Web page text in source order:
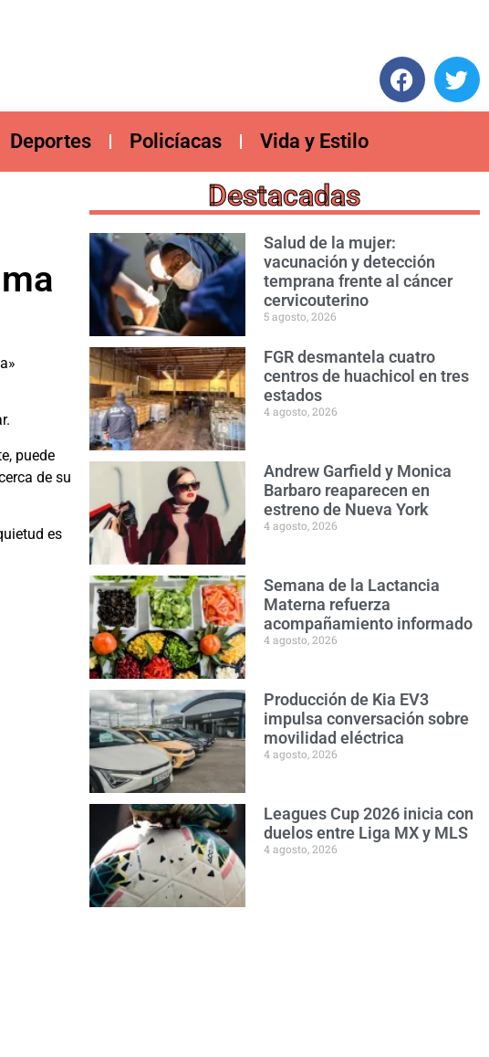
Deportes Policíacas Vida y Estilo
puede
de su
es
Destacadas
Salud de la mujer:
vacunación y detección
temprana frente al cáncer
cervicouterino
5 agosto, 2026
FGR desmantela cuatro
centros de huachicol en tres
estados
4 agosto, 2026
Andrew Garfield y Monica
Barbaro reaparecen en
estreno de Nueva York
4 agosto, 2026
Semana de la Lactancia
Materna refuerza
acompañamiento informado
4 agosto, 2026
Producción de Kia EV3
impulsa conversación sobre
movilidad eléctrica
4 agosto, 2026
Leagues Cup 2026 inicia con
duelos entre Liga MX y MLS
4 agosto, 2026